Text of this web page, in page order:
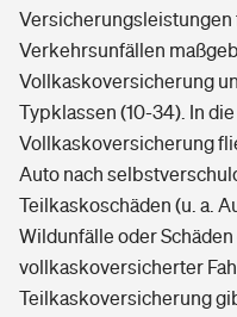
Versicherungsleistungen
Verkehrsunfällen
Vollkaskoversicherung
Typklassen (10-34). In
Vollkaskoversicherung
Auto nach
Teilkaskoschäden (u. a.
Wildunfälle oder
vollkaskoversicherter
Teilkaskoversicherung